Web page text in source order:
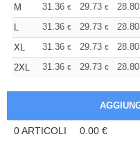
M
31.36 € 29.73 € 28.80
L
31.36 € 29.73 € 28.80
XL
31.36 € 29.73 € 28.80
2XL
31.36 € 29.73 € 28.80
0ARTICOLI 0.00 €